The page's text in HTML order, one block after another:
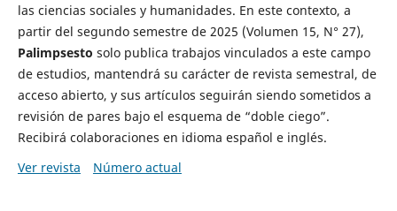
las ciencias sociales y humanidades. En este contexto, a
partir del segundo semestre de 2025 (Volumen 15, N° 27),
Palimpsesto solo publica trabajos vinculados a este campo
de estudios, mantendrá su carácter de revista semestral, de
acceso abierto, y sus artículos seguirán siendo sometidos a
revisión de pares bajo el esquema de “doble ciego”.
Recibirá colaboraciones en idioma español e inglés.
Ver revista
Número actual